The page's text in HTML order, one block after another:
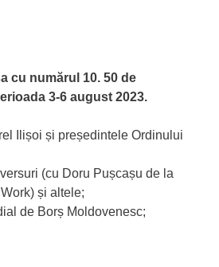
cu numărul 10. 50 de
3-6 august 2023.
Ilișoi și președintele Ordinului
(cu Doru Pușcașu de la
și altele;
de Borș Moldovenesc;